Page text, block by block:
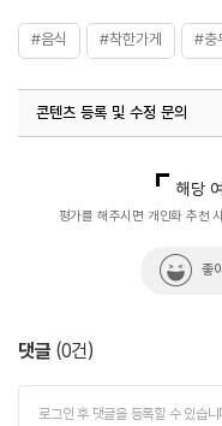
#음식 #착한가게 #충
콘텐츠 등록 및 수정 문의
해당
평가를 해주시면 개인화 추천
좋
댓글 (0건)